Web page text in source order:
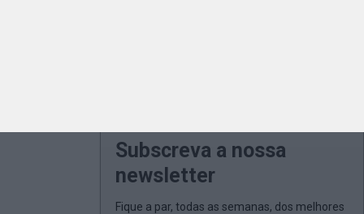
Subscreva a nossa
newsletter
Fique a par, todas as semanas, dos melhores